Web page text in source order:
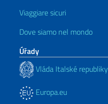
Viaggiare sicuri
Dove siamo nel mondo
Úřady
Vláda Italské republiky
Europa.eu